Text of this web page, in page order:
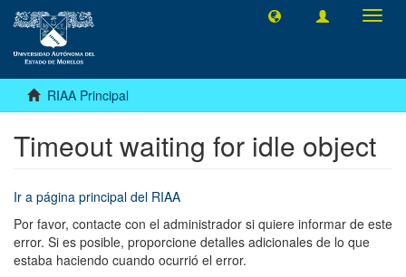
RIAA Principal
Timeout waiting for idle object
Ir a página principal del RIAA
Por favor, contacte con el administrador si quiere informar de este
error. Si es posible, proporcione detalles adicionales de lo que
estaba haciendo cuando ocurrió el error.